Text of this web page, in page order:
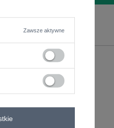
pytanieZawsze aktywne